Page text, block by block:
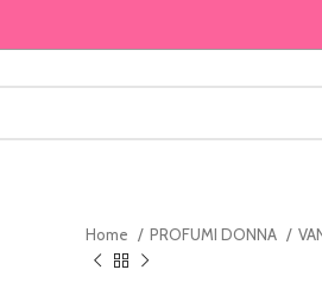
Home PROFUMI DONNA